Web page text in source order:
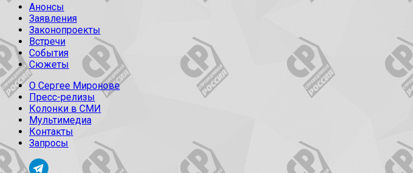
Анонсы
Заявления
Законопроекты
Встречи
События
Сюжеты
О Сергее Миронове
Пресс-релизы
Колонки в СМИ
Мультимедиа
Контакты
Запросы